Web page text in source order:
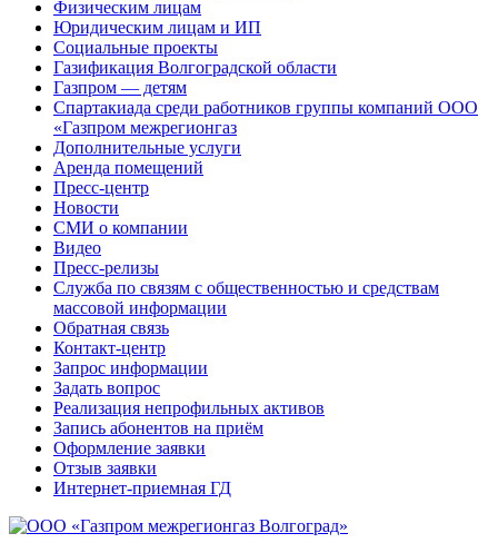
Физическим лицам
Юридическим лицам и ИП
Социальные проекты
Газификация Волгоградской области
Газпром — детям
Спартакиада среди работников группы компаний ООО
«Газпром межрегионгаз
Дополнительные услуги
Аренда помещений
Пресс-центр
Новости
СМИ о компании
Видео
Пресс-релизы
Служба по связям с общественностью и средствам
массовой информации
Обратная связь
Контакт-центр
Запрос информации
Задать вопрос
Реализация непрофильных активов
Запись абонентов на приём
Оформление заявки
Отзыв заявки
Интернет-приемная ГД